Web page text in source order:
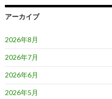
ョ
アーカイブ
2026年8月
2026年7月
2026年6月
2026年5月